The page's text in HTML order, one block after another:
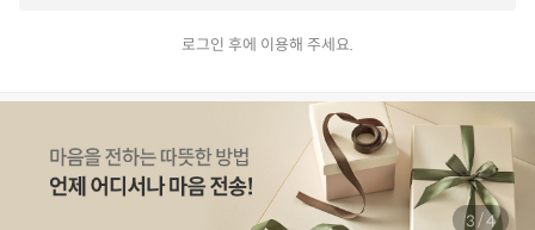
로그인 후에 이용해 주세요.
3 /4